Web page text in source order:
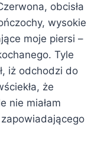
obcisła
wysokie
moje piersi –
Tyle
iż odchodzi do
że
nie miałam